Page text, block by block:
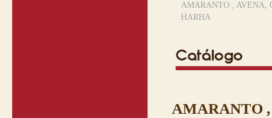
AMARANTO , AVENA,
HARHA
AMARANTO